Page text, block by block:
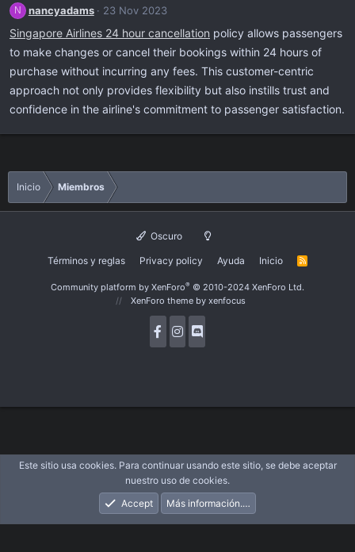
N nancyadams 23 Nov 2023
Singapore Airlines 24 hour cancellation policy allows passengers
to make changes or cancel their bookings within 24 hours of
purchase without incurring any fees. This customer-centric
approach not only provides flexibility but also instills trust and
confidence in the airline's commitment to passenger satisfaction.
Inicio Miembros
Oscuro
Términos y reglas Privacy policy Ayuda Inicio
R
Community platform by XenForo® © 2010-2024 XenForo Ltd.
XenForo theme by xenfocus
Novedades Acceder Registrarse
Este sitio usa cookies. Para continuar usando este sitio, se debe aceptar
nuestro uso de cookies.
Accept
Más información.…